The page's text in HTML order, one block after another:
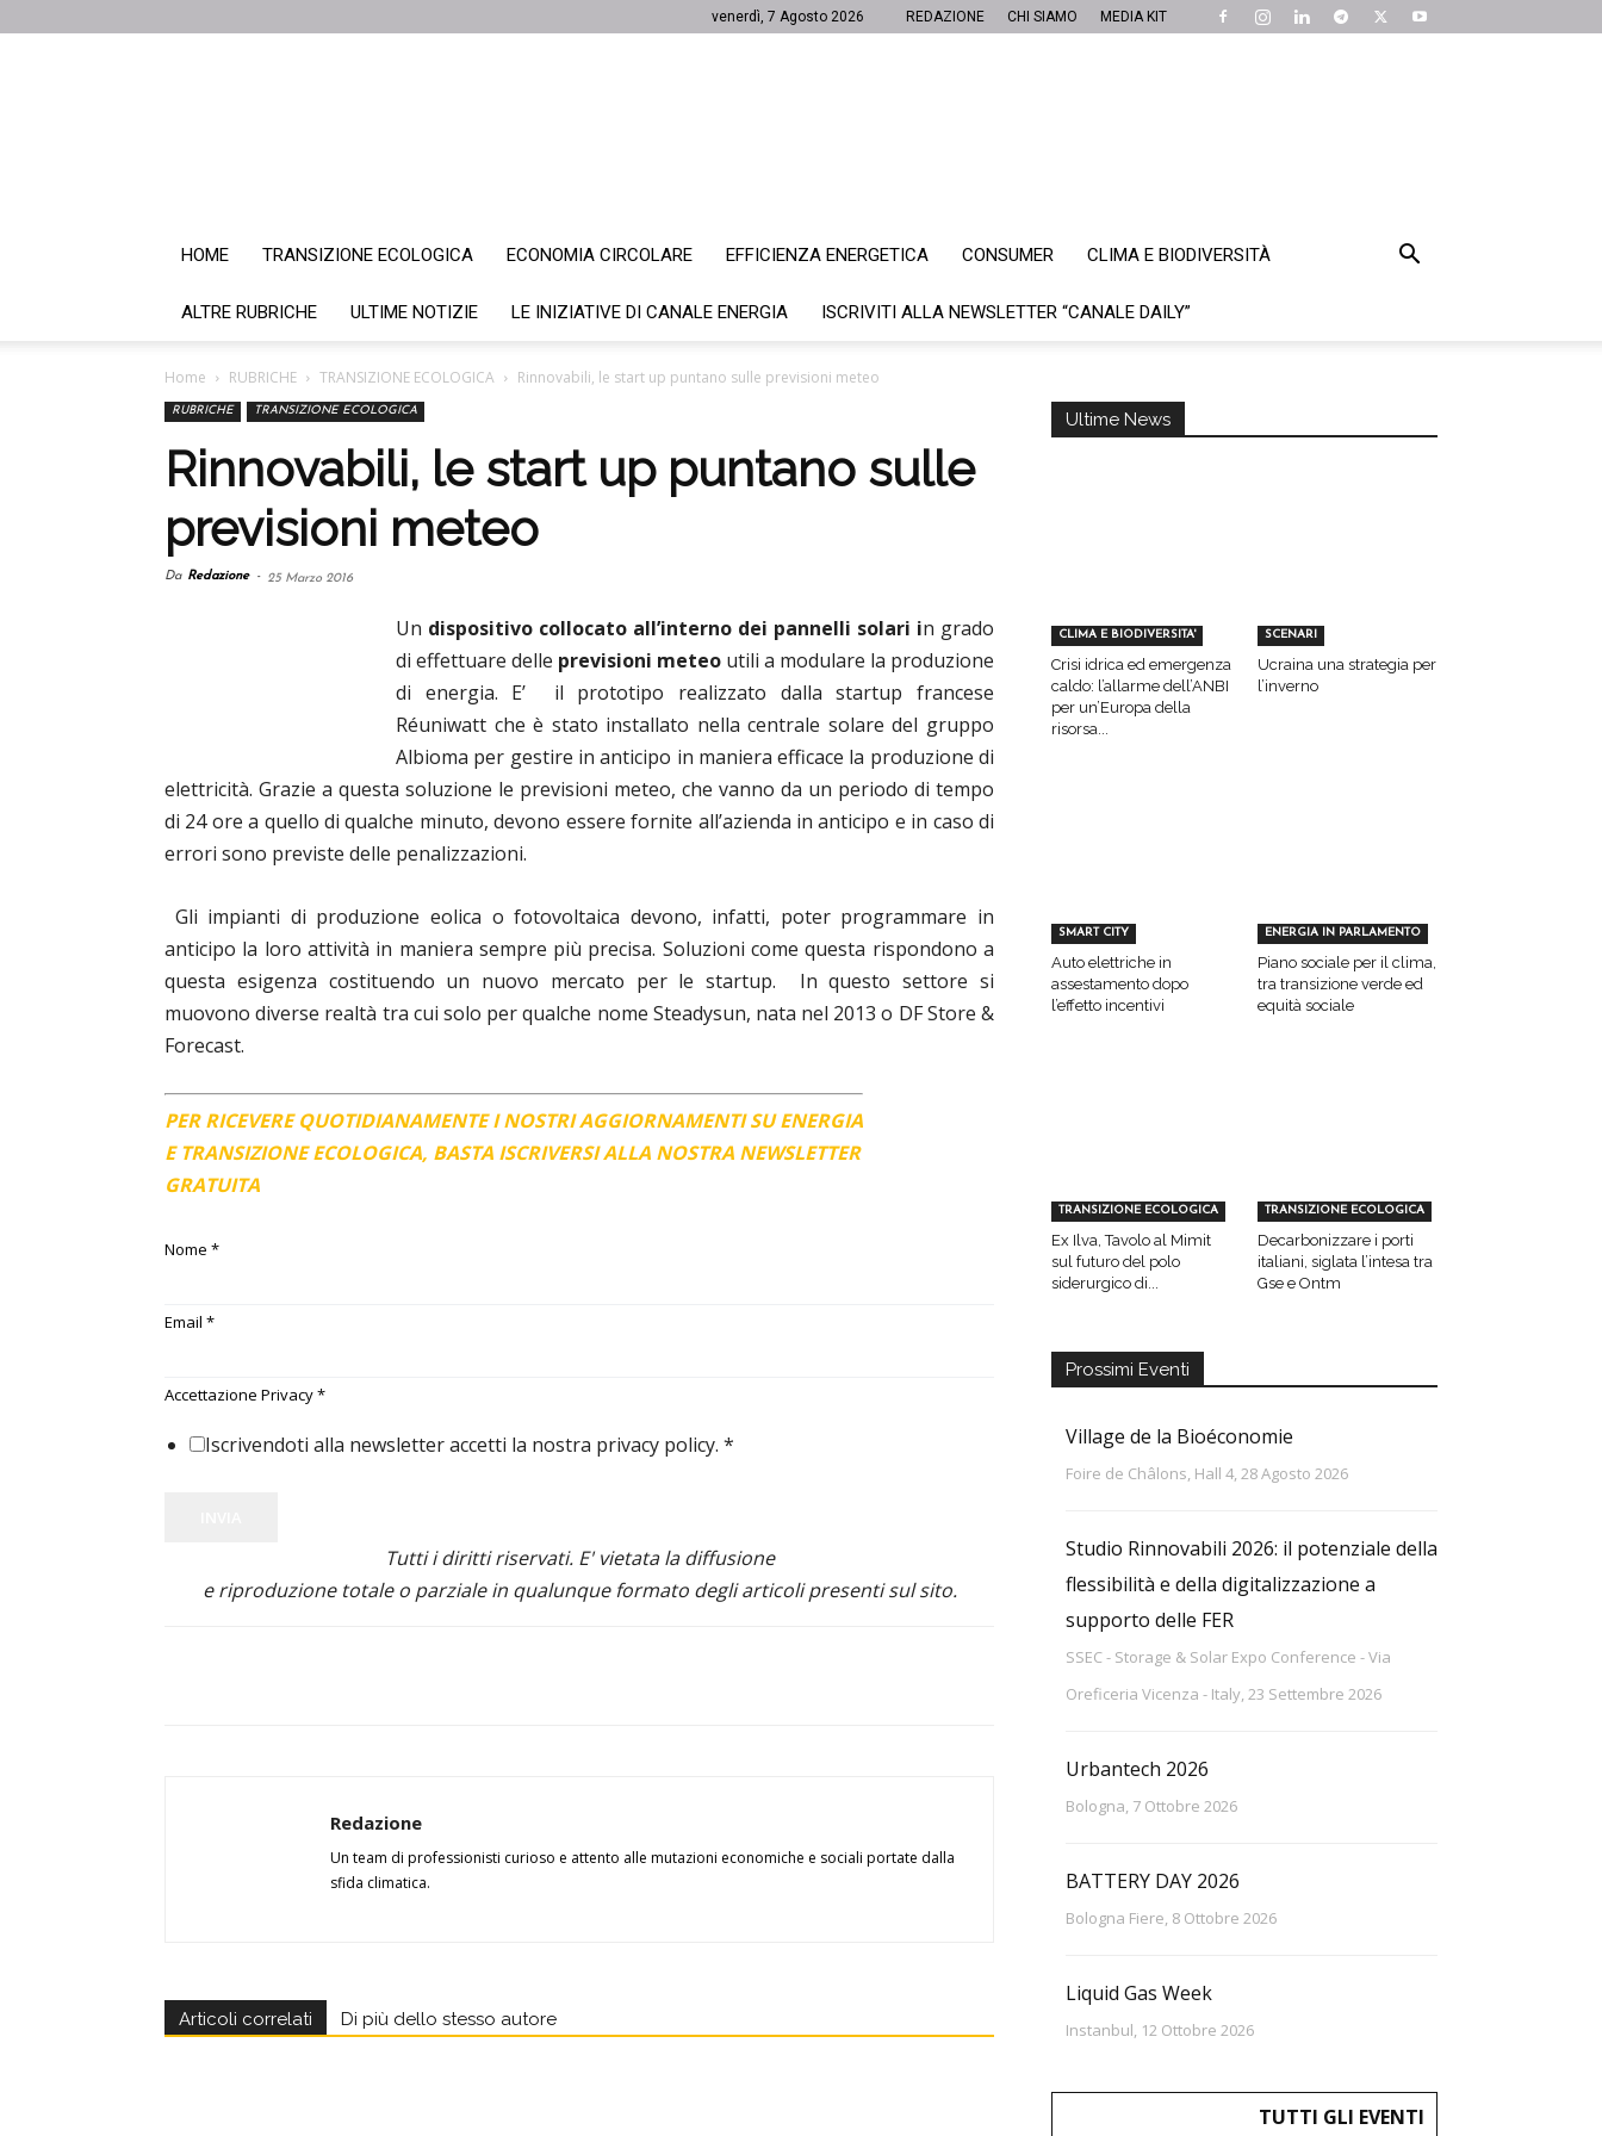
venerdì, 7 Agosto 2026 REDAZIONE CHI SIAMO MEDIA KIT
HOME TRANSIZIONE ECOLOGICA ECONOMIA CIRCOLARE EFFICIENZA ENERGETICA CONSUMER CLIMA E BIODIVERSITÀ
ALTRE RUBRICHE ULTIME NOTIZIE LE INIZIATIVE DI CANALE ENERGIA ISCRIVITI ALLA NEWSLETTER “CANALE DAILY”
Home RUBRICHE TRANSIZIONE ECOLOGICA Rinnovabili, le start up puntano sulle previsioni meteo
RUBRICHE TRANSIZIONE ECOLOGICA
Rinnovabili, le start up puntano sulle
previsioni meteo
Da Redazione - 25 Marzo 2016
Un dispositivo collocato all’interno dei pannelli solari in grado
di effettuare delle previsioni meteo utili a modulare la produzione
di energia. E’ il prototipo realizzato dalla startup francese
Réuniwatt che è stato installato nella centrale solare del gruppo
Albioma per gestire in anticipo in maniera efficace la produzione di
elettricità. Grazie a questa soluzione le previsioni meteo, che vanno da un periodo di tempo
di 24 ore a quello di qualche minuto, devono essere fornite all’azienda in anticipo e in caso di
errori sono previste delle penalizzazioni.
Gli impianti di produzione eolica o fotovoltaica devono, infatti, poter programmare in
anticipo la loro attività in maniera sempre più precisa. Soluzioni come questa rispondono a
questa esigenza costituendo un nuovo mercato per le startup. In questo settore si
muovono diverse realtà tra cui solo per qualche nome Steadysun, nata nel 2013 o DF Store &
Forecast.
PER RICEVERE QUOTIDIANAMENTE I NOSTRI AGGIORNAMENTI SU ENERGIA
E TRANSIZIONE ECOLOGICA, BASTA ISCRIVERSI ALLA NOSTRA NEWSLETTER
GRATUITA
Nome *
Email *
Accettazione Privacy*
Iscrivendoti alla newsletter accetti la nostra privacy policy. *
Tutti i diritti riservati. E' vietata la diffusione
e riproduzione totale o parziale in qualunque formato degli articoli presenti sul sito.
Redazione
Un team di professionisti curioso e attento alle mutazioni economiche e sociali portate dalla
sfida climatica.
Articoli correlati Di più dello stesso autore
Ultime News
CLIMA E BIODIVERSITA'
Crisi idrica ed emergenza
caldo: l’allarme dell’ANBI
per un’Europa della
risorsa...
SCENARI
Ucraina una strategia per
l’inverno
SMART CITY
Auto elettriche in
assestamento dopo
l’effetto incentivi
ENERGIA IN PARLAMENTO
Piano sociale per il clima,
tra transizione verde ed
equità sociale
TRANSIZIONE ECOLOGICA
Ex Ilva, Tavolo al Mimit
sul futuro del polo
siderurgico di...
TRANSIZIONE ECOLOGICA
Decarbonizzare i porti
italiani, siglata l’intesa tra
Gse e Ontm
Prossimi Eventi
Village de la Bioéconomie
Foire de Châlons, Hall 4, 28 Agosto 2026
Studio Rinnovabili 2026: il potenziale della
flessibilità e della digitalizzazione a
supporto delle FER
SSEC - Storage & Solar Expo Conference - Via
Oreficeria Vicenza - Italy, 23 Settembre 2026
Urbantech 2026
Bologna, 7 Ottobre 2026
BATTERY DAY 2026
Bologna Fiere, 8 Ottobre 2026
Liquid Gas Week
Instanbul, 12 Ottobre 2026
TUTTI GLI EVENTI